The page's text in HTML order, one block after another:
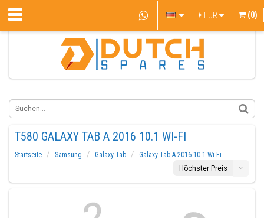
€ EUR (0)
T580 GALAXY TAB A 2016 10.1 WI-FI
Startseite Samsung Galaxy Tab
Galaxy Tab A 2016 10.1 Wi-Fi
Höchster Preis